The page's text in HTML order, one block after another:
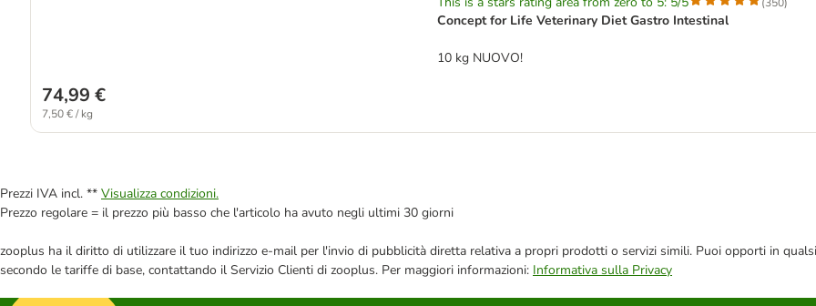
Concept for Life Veterinary Diet Gastro Intestinal
10 kg NUOVO!
74,99 €
7,50 € / kg
Prezzi IVA incl. ** Visualizza condizioni.
Prezzo regolare = il prezzo più basso che l'articolo ha avuto negli ultimi 30 giorni
zooplus ha il diritto di utilizzare il tuo indirizzo e-mail per l'invio di pubblicità diretta relativa a propri prodotti o servizi simili. Puoi opporti in
secondo le tariffe di base, contattando il Servizio Clienti di zooplus. Per maggiori informazioni: Informativa sulla Privacy